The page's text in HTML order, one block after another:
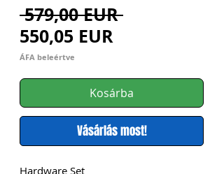
579,00 EUR Szokásos
550,05 EUR
ÁFA beleértve
Kosárba
Vásárlás most!
Hardware Set